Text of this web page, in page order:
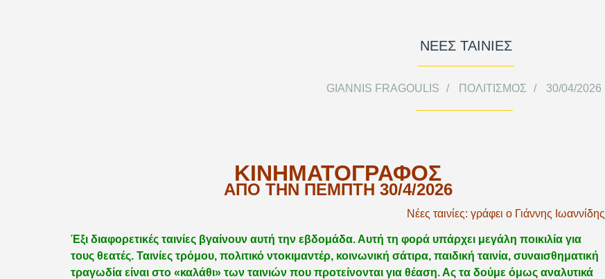
ΝΕΕΣ ΤΑΙΝΙΕΣ
GIANNIS FRAGOULIS ΠΟΛΙΤΙΣΜΌΣ 30/04/2026
ΚΙΝΗΜΑΤΟΓΡΑΦΟΣ
ΑΠΟ ΤΗΝ ΠΕΜΠΤΗ 30/4/2026
Νέες ταινίες: γράφει ο Γιάννης Ιωαννίδης
Έξι διαφορετικές ταινίες βγαίνουν αυτή την εβδομάδα. Αυτή τη φορά υπάρχει μεγάλη ποικιλία για
τους θεατές. Ταινίες τρόμου, πολιτικό ντοκιμαντέρ, κοινωνική σάτιρα, παιδική ταινία, συναισθηματική
τραγωδία είναι στο «καλάθι» των ταινιών που προτείνονται για θέαση. Ας τα δούμε όμως αναλυτικά